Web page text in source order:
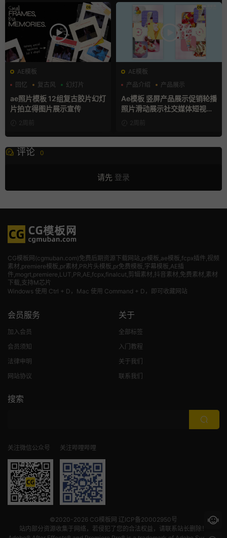
AE模板
回忆
复古风 幻灯片
ae照片模板 12组复古胶片幻灯
片拍立得图片展示宣传
2周前
AE模板
产品介绍
产品展示
卡通模板
Ae模板 竖屏产品展示促销轮播
照片滑动展示社交媒体短视频
片头2周前
评论 0
请先 登录
CG模板网(cgmuban.com)免费后期资源下载网站,pr模板,ae模板,fcpx插件,视频
素材 ,premiere模板,pr素材,PR片头模板,pr免费模板,字幕模板,AE插
件,mogrt,premiere,LUT,PR,AE,fcpx,finalcut,剪辑素材,抖音素材,免费素材,素材
下载,支持M芯片
Windows 使用 Ctrl + D，Mac 使用 Command + D，即可收藏网站
会员服务
加入会员
会员须知
法律申明
网站协议
关于
全部标签
入门教程
关于我们
联系我们
搜索
关注微信公众号 关注哔哩哔哩
©2020-2026 CG模板网 辽ICP备20002950号
站内部分资源收集于网络，若侵犯了您的合法权益，请联系站长删除！